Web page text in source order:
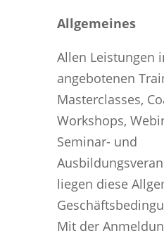
Allgemeines
Allen Leistungen
angebotenen
Masterclasses,
Workshops,
Seminar- und
liegen diese
Mit der